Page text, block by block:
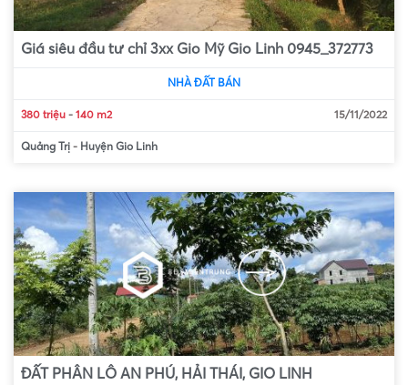
Giá siêu đầu tư chỉ 3xx Gio Mỹ Gio Linh 0945_372773
NHÀ ĐẤT BÁN
380 triệu - 140 m2 15/11/2022
Quảng Trị - Huyện Gio Linh
ĐẤT PHÂN LÔ AN PHÚ, HẢI THÁI, GIO LINH